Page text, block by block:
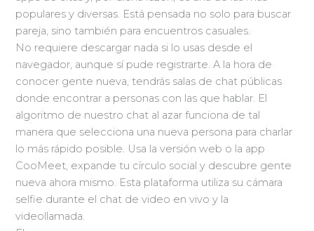
populares y diversas. Está pensada no solo para buscar
pareja, sino también para encuentros casuales.
No requiere descargar nada si lo usas desde el
navegador, aunque sí pude registrarte. A la hora de
conocer gente nueva, tendrás salas de chat públicas
donde encontrar a personas con las que hablar. El
algoritmo de nuestro chat al azar funciona de tal
manera que selecciona una nueva persona para charlar
lo más rápido posible. Usa la versión web o la app
CooMeet, expande tu círculo social y descubre gente
nueva ahora mismo. Esta plataforma utiliza su cámara
selfie durante el chat de video en vivo y la
videollamada.